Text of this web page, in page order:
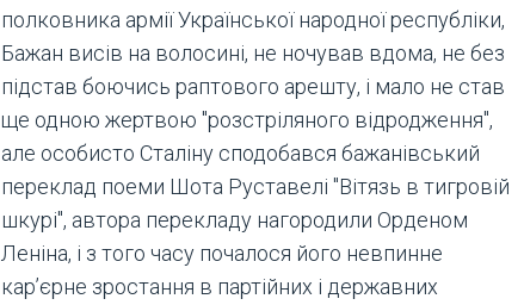
полковника армії Української народної республіки,
Бажан висів на волосині, не ночував вдома, не без
підстав боючись раптового арешту, і мало не став
ще одною жертвою "розстріляного відродження",
але особисто Сталіну сподобався бажанівський
переклад поеми Шота Руставелі "Вітязь в тигровій
шкурі", автора перекладу нагородили Орденом
Леніна, і з того часу почалося його невпинне
кар’єрне зростання в партійних і державних